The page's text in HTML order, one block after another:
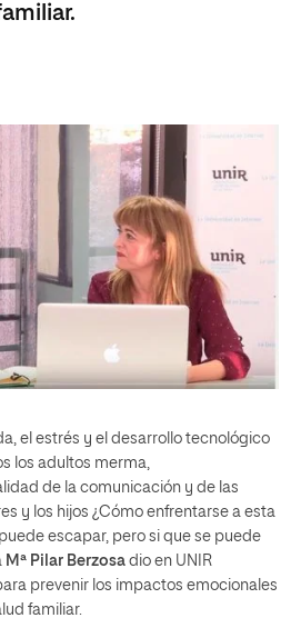
el estrés y el desarrollo tecnológico
los adultos merma,
de la comunicación y de las
y los hijos ¿Cómo enfrentarse a esta
escapar, pero si que se puede
Mª Pilar Berzosa dio en UNIR
prevenir los impactos emocionales
familiar.